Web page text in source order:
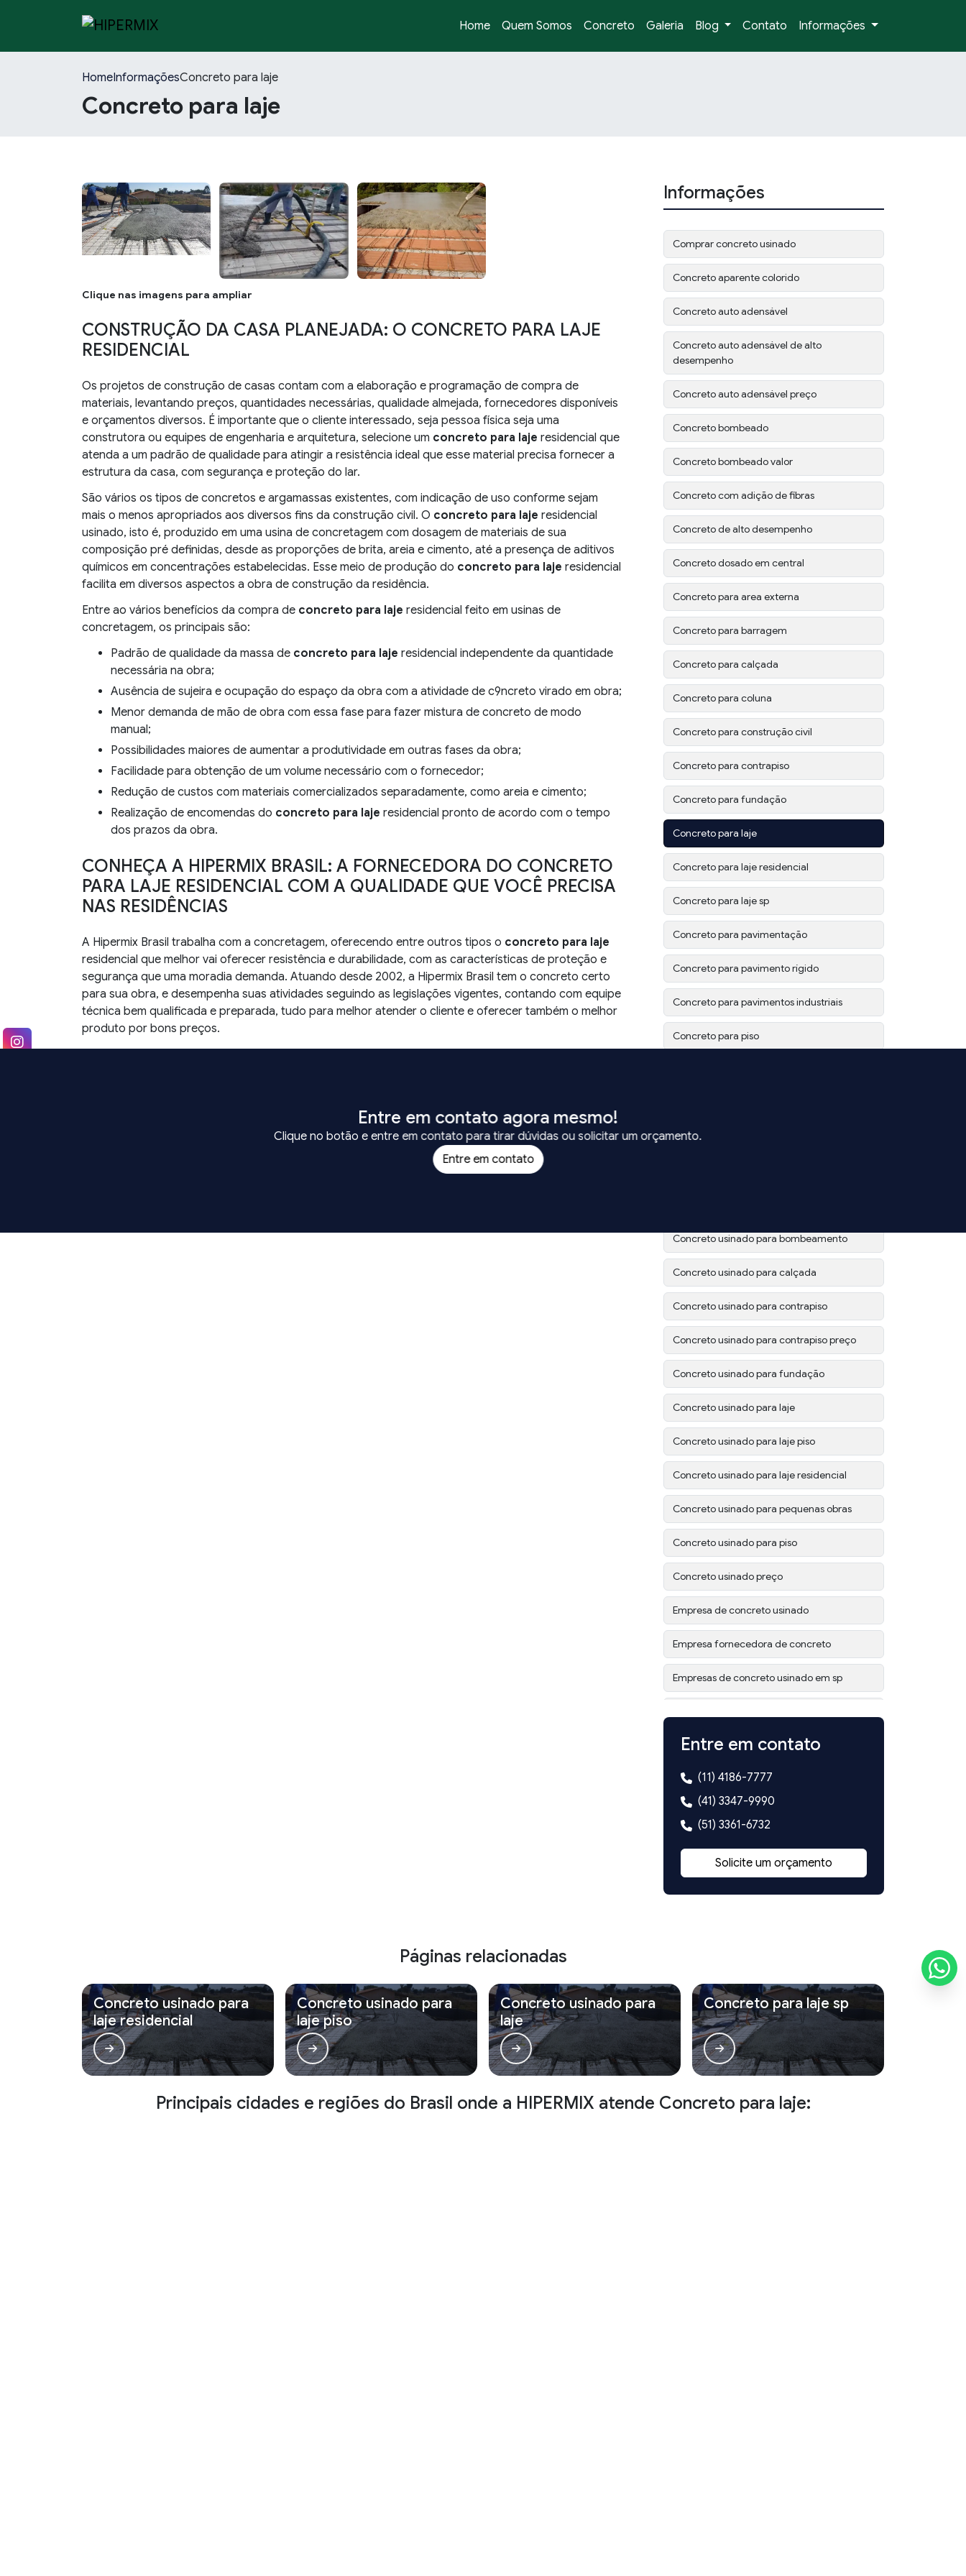
Home Quem Somos Concreto Galeria Blog Contato Informações
HomeInformaçõesConcreto para laje
Concreto para laje
Clique nas imagens para ampliar
CONSTRUÇÃO DA CASA PLANEJADA: O CONCRETO PARA LAJE
RESIDENCIAL
Os projetos de construção de casas contam com a elaboração e programação de compra de
materiais, levantando preços, quantidades necessárias, qualidade almejada, fornecedores disponíveis
e orçamentos diversos. É importante que o cliente interessado, seja pessoa física seja uma
construtora ou equipes de engenharia e arquitetura, selecione um concreto para laje residencial que
atenda a um padrão de qualidade para atingir a resistência ideal que esse material precisa fornecer a
estrutura da casa, com segurança e proteção do lar.
São vários os tipos de concretos e argamassas existentes, com indicação de uso conforme sejam
mais o menos apropriados aos diversos fins da construção civil. O concreto para laje residencial
usinado, isto é, produzido em uma usina de concretagem com dosagem de materiais de sua
composição pré definidas, desde as proporções de brita, areia e cimento, até a presença de aditivos
químicos em concentrações estabelecidas. Esse meio de produção do concreto para laje residencial
facilita em diversos aspectos a obra de construção da residência.
Entre ao vários benefícios da compra de concreto para laje residencial feito em usinas de
concretagem, os principais são:
Padrão de qualidade da massa de concreto para laje residencial independente da quantidade
necessária na obra;
Ausência de sujeira e ocupação do espaço da obra com a atividade de c9ncreto virado em obra;
Menor demanda de mão de obra com essa fase para fazer mistura de concreto de modo
manual;
Possibilidades maiores de aumentar a produtividade em outras fases da obra;
Facilidade para obtenção de um volume necessário com o fornecedor;
Redução de custos com materiais comercializados separadamente, como areia e cimento;
Realização de encomendas do concreto para laje residencial pronto de acordo com o tempo
dos prazos da obra.
CONHEÇA A HIPERMIX BRASIL: A FORNECEDORA DO CONCRETO
PARA LAJE RESIDENCIAL COM A QUALIDADE QUE VOCÊ PRECISA
NAS RESIDÊNCIAS
A Hipermix Brasil trabalha com a concretagem, oferecendo entre outros tipos o concreto para laje
residencial que melhor vai oferecer resistência e durabilidade, com as características de proteção e
segurança que uma moradia demanda. Atuando desde 2002, a Hipermix Brasil tem o concreto certo
para sua obra, e desempenha suas atividades seguindo as legislações vigentes, contando com equipe
técnica bem qualificada e preparada, tudo para melhor atender o cliente e oferecer também o melhor
produto por bons preços.
Entre em contato agora mesmo!
Clique no botão e entre em contato para tirar dúvidas ou solicitar um orçamento.
Entre em contato
Informações
Comprar concreto usinado
Concreto aparente colorido
Concreto auto adensável
Concreto auto adensável de alto
desempenho
Concreto auto adensável preço
Concreto bombeado
Concreto bombeado valor
Concreto com adição de fibras
Concreto de alto desempenho
Concreto dosado em central
Concreto para area externa
Concreto para barragem
Concreto para calçada
Concreto para coluna
Concreto para construção civil
Concreto para contrapiso
Concreto para fundação
Concreto para laje
Concreto para laje residencial
Concreto para laje sp
Concreto para pavimentação
Concreto para pavimento rígido
Concreto para pavimentos industriais
Concreto para piso
Concreto usinado campinas
Concreto usinado para bombeamento
Concreto usinado para calçada
Concreto usinado para contrapiso
Concreto usinado para contrapiso preço
Concreto usinado para fundação
Concreto usinado para laje
Concreto usinado para laje piso
Concreto usinado para laje residencial
Concreto usinado para pequenas obras
Concreto usinado para piso
Concreto usinado preço
Empresa de concreto usinado
Empresa fornecedora de concreto
Empresas de concreto usinado em sp
Onde comprar concreto usinado
Entre em contato
(11) 4186-7777
(41) 3347-9990
(51) 3361-6732
Solicite um orçamento
Páginas relacionadas
Concreto usinado para
laje residencial
Concreto usinado para
laje piso
Concreto usinado para
laje
Concreto para laje sp
Principais cidades e regiões do Brasil onde a HIPERMIX atende Concreto para laje: